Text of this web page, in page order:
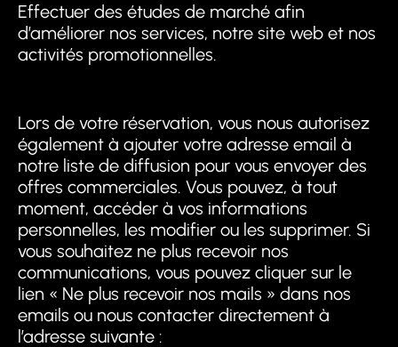
Effectuer des études de marché afin
d’améliorer nos services, notre site web et nos
activités promotionnelles.
Lors de votre réservation, vous nous autorisez
également à ajouter votre adresse email à
notre liste de diffusion pour vous envoyer des
offres commerciales. Vous pouvez, à tout
moment, accéder à vos informations
personnelles, les modifier ou les supprimer. Si
vous souhaitez ne plus recevoir nos
communications, vous pouvez cliquer sur le
lien « Ne plus recevoir nos mails » dans nos
emails ou nous contacter directement à
l’adresse suivante :